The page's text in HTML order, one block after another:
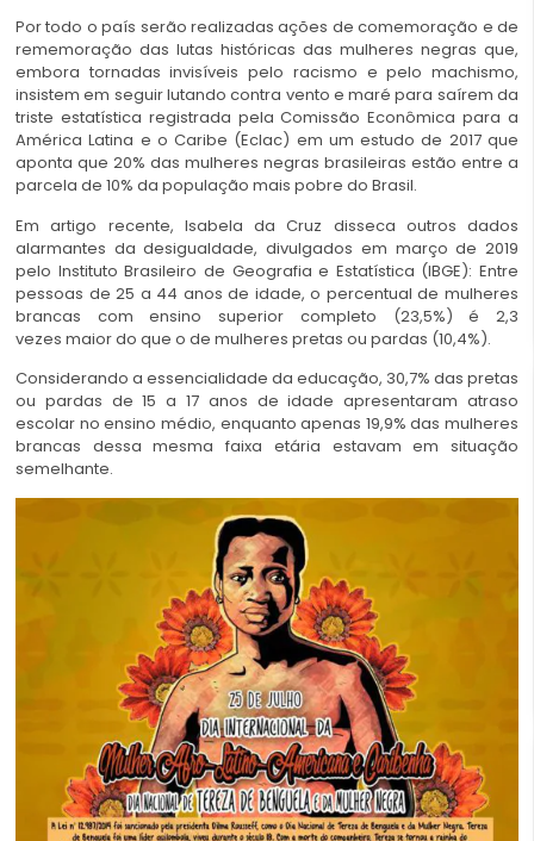
Por todo o país serão realizadas ações de comemoração e de
rememoração das lutas históricas das mulheres negras que,
embora tornadas invisíveis pelo racismo e pelo machismo,
insistem em seguir lutando contra vento e maré para saírem da
triste estatística registrada pela Comissão Econômica para a
América Latina e o Caribe (Eclac) em um estudo de 2017 que
aponta que 20% das mulheres negras brasileiras estão entre a
parcela de 10% da população mais pobre do Brasil.
Em artigo recente, Isabela da Cruz disseca outros dados
alarmantes da desigualdade, divulgados em março de 2019
pelo Instituto Brasileiro de Geografia e Estatística (IBGE): Entre
pessoas de 25 a 44 anos de idade, o percentual de mulheres
brancas com ensino superior completo (23,5%) é 2,3
vezes maior do que o de mulheres pretas ou pardas (10,4%).
Considerando a essencialidade da educação, 30,7% das pretas
ou pardas de 15 a 17 anos de idade apresentaram atraso
escolar no ensino médio, enquanto apenas 19,9% das mulheres
brancas dessa mesma faixa etária estavam em situação
semelhante.